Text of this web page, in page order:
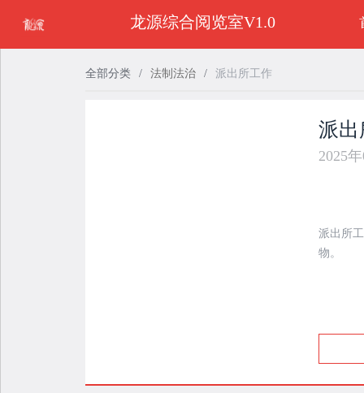
全部分类 / 法制法治 / 派出所工作
派出
2025
派出所
物。
龙源综合阅览室V1.0